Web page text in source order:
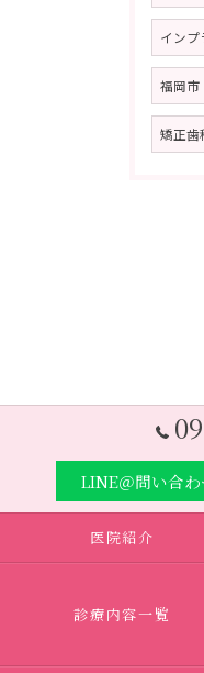
インプ
福岡市
矯正歯
LINE＠問い合
医院紹介
診療内容一覧